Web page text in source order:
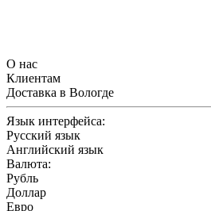
О нас
Клиентам
Доставка в Вологде
Язык интерфейса:
Русский язык
Английский язык
Валюта:
Рубль
Доллар
Евро